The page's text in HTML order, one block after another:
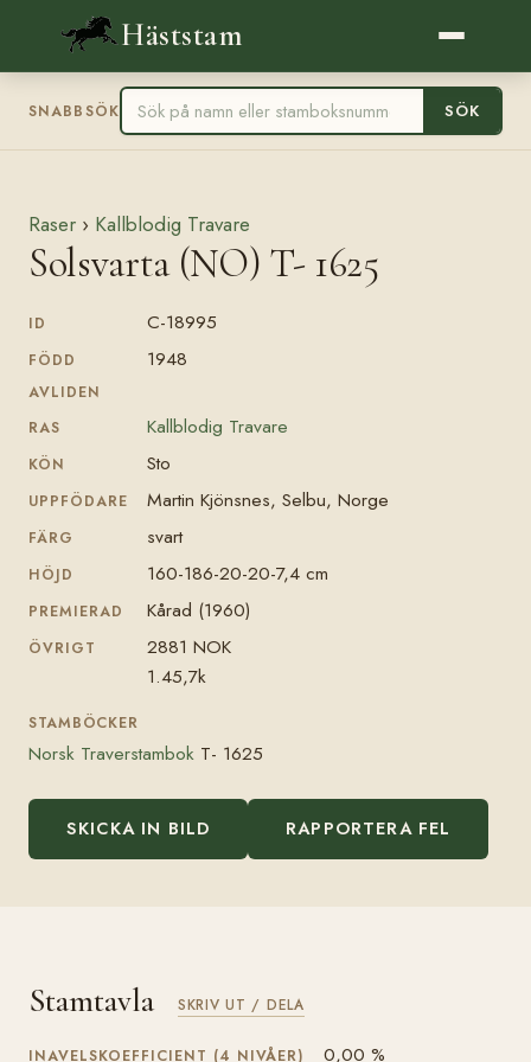
Häststam
SNABBSÖK SÖK
Raser › Kallblodig Travare
Solsvarta (NO) T- 1625
ID C-18995
FÖDD 1948
AVLIDEN
RAS
Kallblodig Travare
KÖN Sto
UPPFÖDARE Martin Kjönsnes, Selbu, Norge
FÄRG svart
HÖJD 160-186-20-20-7,4 cm
PREMIERAD Kårad (1960)
ÖVRIGT
2881 NOK
1.45,7k
STAMBÖCKER
Norsk Traverstambok T- 1625
SKICKA IN BILD RAPPORTERA FEL
Stamtavla SKRIV UT / DELA
INAVELSKOEFFICIENT (4 NIVÅER) 0,00 %